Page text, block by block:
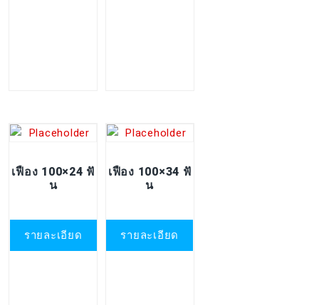
เฟือง 100×24 ฟั
น
รายละเอียด
เฟือง 100×34 ฟั
น
รายละเอียด